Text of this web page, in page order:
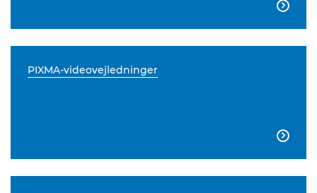

PIXMA-videovejledninger
